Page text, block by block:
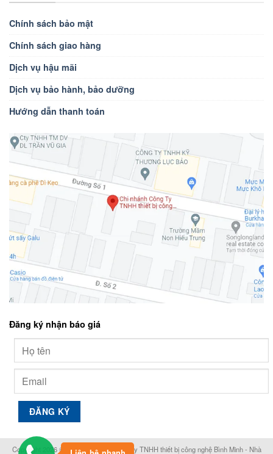
Chính sách bảo mật
Chính sách giao hàng
Dịch vụ hậu mãi
Dịch vụ bảo hành, bảo dưỡng
Hướng dẫn thanh toán
Đăng ký nhận báo giá
Alternative:
Copyright 2026 © mayphatdienhd. Công ty TNHH thiết bị công nghệ Bình Minh - Nhà